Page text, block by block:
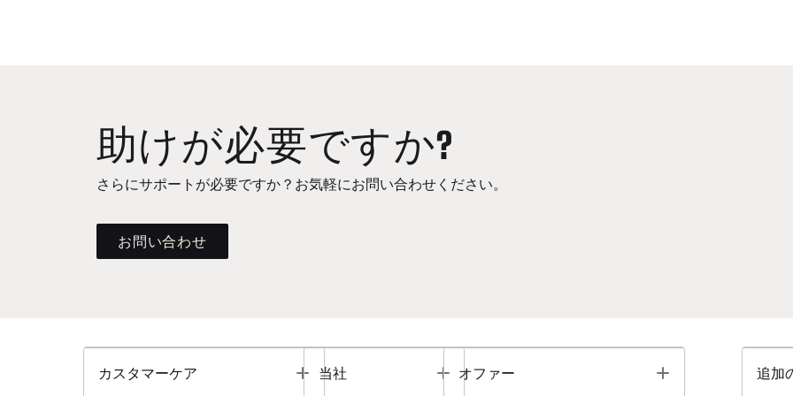
助けが必要ですか?
さらにサポートが必要ですか？お気軽にお問い合わせください。
お問い合わせ
カスタマーケア Toggle
当社 Toggle
オファー Toggle 追加